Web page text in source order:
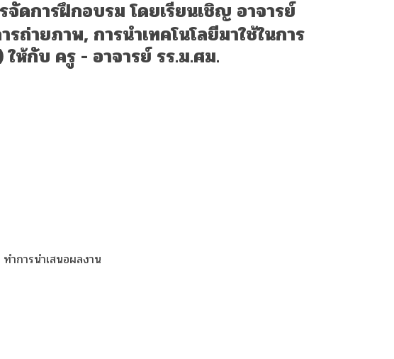
ดการฝึกอบรม โดยเรียนเชิญ อาจารย์
ายภาพ, การนำเทคโนโลยีมาใช้ในการ
ห้กับ ครู - อาจารย์ รร.ม.ศม.
การนำเสนอผลงาน